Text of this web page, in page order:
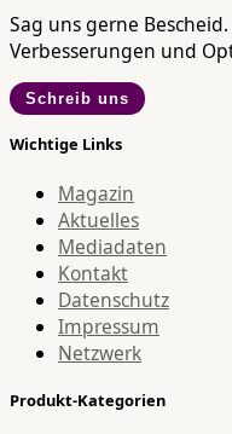
Sag uns gerne
Verbesserungen und
Schreib uns
Wichtige Links
Magazin
Aktuelles
Mediadaten
Kontakt
Datenschutz
Impressum
Netzwerk
Produkt-Kategorien